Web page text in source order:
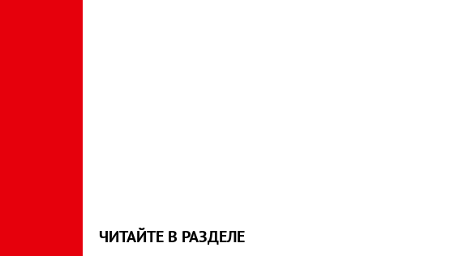
ЧИТАЙТЕ В РАЗДЕЛЕ